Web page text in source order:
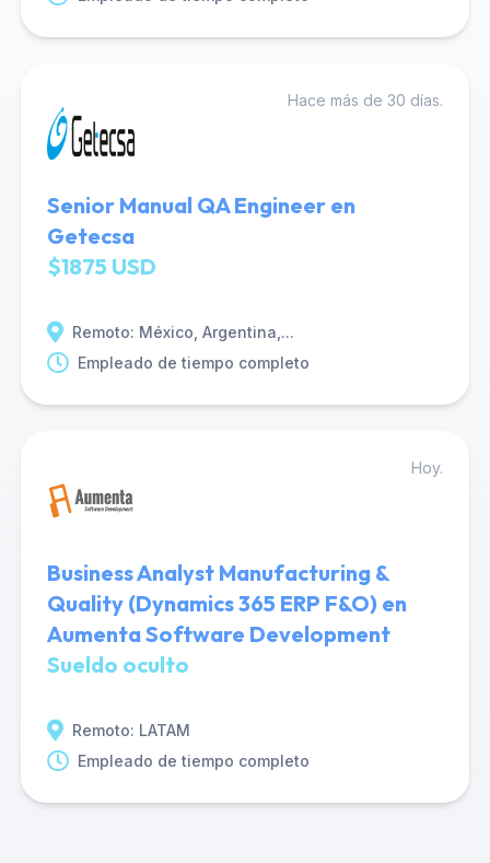
Hace más de 30 días.
Senior Manual QA Engineer en
Getecsa
$1875 USD
Remoto: México, Argentina,...
Empleado de tiempo completo
Hoy.
Business Analyst Manufacturing &
Quality (Dynamics 365 ERP F&O) en
Aumenta Software Development
Sueldo oculto
Remoto: LATAM
Empleado de tiempo completo